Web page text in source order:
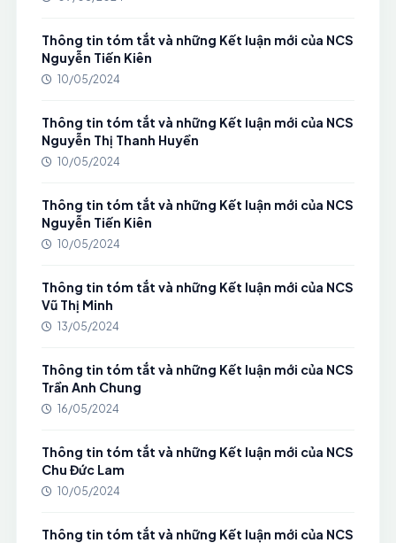
Thông tin tóm tắt và những Kết luận mới của NCS
Nguyễn Tiến Kiên
10/05/2024
Thông tin tóm tắt và những Kết luận mới của NCS
Nguyễn Thị Thanh Huyền
10/05/2024
Thông tin tóm tắt và những Kết luận mới của NCS
Nguyễn Tiến Kiên
10/05/2024
Thông tin tóm tắt và những Kết luận mới của NCS
Vũ Thị Minh
13/05/2024
Thông tin tóm tắt và những Kết luận mới của NCS
Trần Anh Chung
16/05/2024
Thông tin tóm tắt và những Kết luận mới của NCS
Chu Đức Lam
10/05/2024
Thông tin tóm tắt và những Kết luận mới của NCS